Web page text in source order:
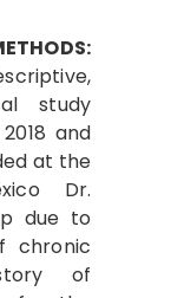
study
and
at the
Dr.
due to
chronic
of